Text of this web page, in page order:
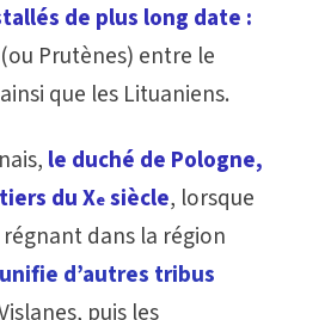
de plus long date :
(ou Prutènes) entre le
que les Lituaniens.
le duché de Pologne,
du Xesiècle, lorsque
régnant dans la région
unifie d’autres tribus
puis les